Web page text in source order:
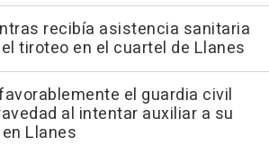
recibía asistencia sanitaria
tiroteo en el cuartel de Llanes
el guardia civil
al intentar auxiliar a su
Llanes